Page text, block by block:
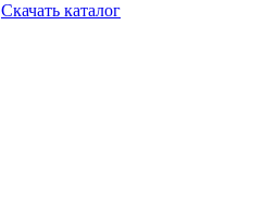
Скачать каталог